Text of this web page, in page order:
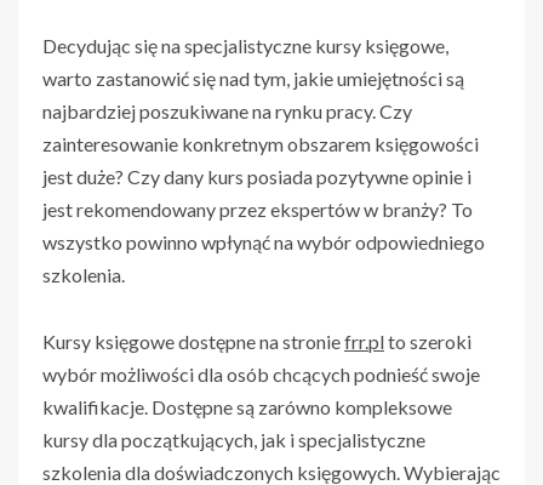
Decydując się na specjalistyczne kursy księgowe,
warto zastanowić się nad tym, jakie umiejętności są
najbardziej poszukiwane na rynku pracy. Czy
zainteresowanie konkretnym obszarem księgowości
jest duże? Czy dany kurs posiada pozytywne opinie i
jest rekomendowany przez ekspertów w branży? To
wszystko powinno wpłynąć na wybór odpowiedniego
szkolenia.
Kursy księgowe dostępne na stroniefrr.plto szeroki
wybór możliwości dla osób chcących podnieść swoje
kwalifikacje. Dostępne są zarówno kompleksowe
kursy dla początkujących, jak i specjalistyczne
szkolenia dla doświadczonych księgowych. Wybierając